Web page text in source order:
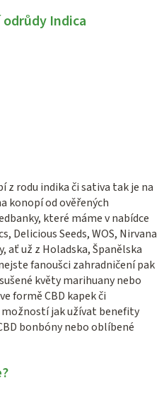
Indica
z rodu indika či sativa tak je na
konopí od ověřených
které máme v nabídce
Delicious Seeds, WOS, Nirvana
ať už z Holadska, Španělska
fanoušci zahradničení pak
květy marihuany nebo
formě CBD kapek či
jak užívat benefity
bonbóny nebo oblíbené